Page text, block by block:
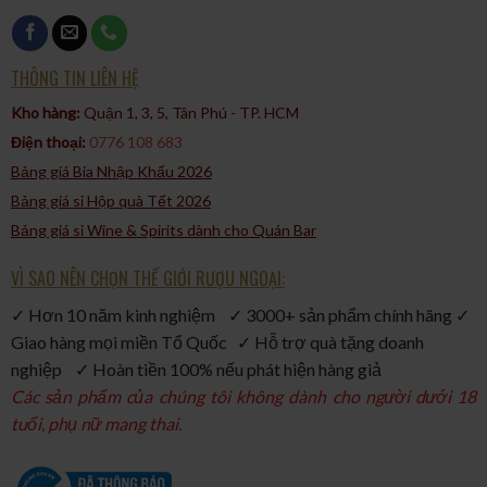
THÔNG TIN LIÊN HỆ
Kho hàng: Quận 1, 3, 5, Tân Phú - TP. HCM​
Điện thoại: 0776 108 683
Bảng giá Bia Nhập Khẩu 2026
Bảng giá sỉ Hộp quà Tết 2026
Bảng giá sỉ Wine & Spirits dành cho Quán Bar
VÌ SAO NÊN CHỌN THẾ GIỚI RƯỢU NGOẠI:
✓ Hơn 10 năm kinh nghiệm ✓ 3000+ sản phẩm chính hãng ✓
Giao hàng mọi miền Tổ Quốc ✓ Hỗ trợ quà tặng doanh
nghiệp ✓ Hoàn tiền 100% nếu phát hiện hàng giả
Các sản phẩm của chúng tôi không dành cho người dưới 18
tuổi, phụ nữ mang thai.